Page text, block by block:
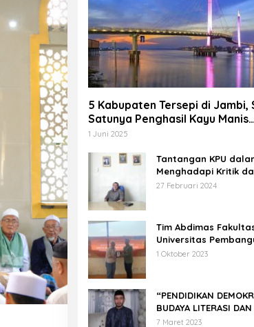
5 Kabupaten Tersepi di Jambi,
Satunya Penghasil Kayu Manis
Terbesar di Dunia
1 Juni 2025
Tantangan KPU
Menghadapi Kritik
Tekanan Politik
27 Februari 2024
Tim Abdimas
Universitas
Nasional Veteran
1 Oktober 2023
“PENDIDIKAN
BUDAYA LITERASI
CERDAS”
7 Maret 2023